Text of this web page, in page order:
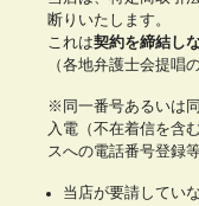
断りいたします。
これは契約を締結し
（各地弁護士会提唱
※同一番号あるいは
入電（不在着信を含
スへの電話番号登録
当店が要請してい